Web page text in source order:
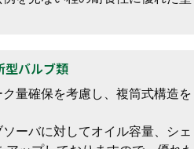
型バルブ類
量確保を考慮し、複筒式構造を
ーバに対してオイル容量、シェ